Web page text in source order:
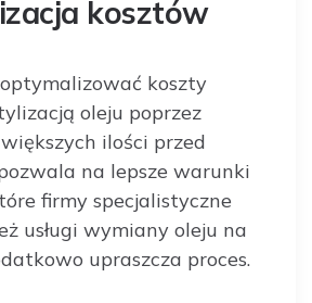
kosztów
koszty
oleju poprzez
ilości przed
na lepsze warunki
firmy specjalistyczne
usługi wymiany oleju na
upraszcza proces.